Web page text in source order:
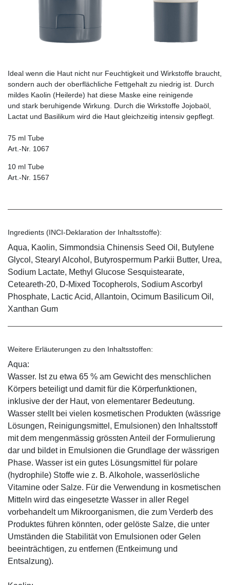
Ideal wenn die Haut nicht nur Feuchtigkeit und Wirkstoffe braucht,
sondern auch der oberfläch­liche Fettgehalt zu niedrig ist. Durch
mildes Kaolin (Heil­erde) hat diese Maske eine reinigende
und stark beruhigende Wirkung. Durch die Wirkstoffe Jojobaöl,
Lactat und Basilikum wird die Haut gleichzeitig intensiv gepflegt.
75 ml Tube
Art.-Nr. 1067
10 ml Tube
Art.-Nr. 1567
Ingredients (INCI-Deklaration der Inhaltsstoffe):
Aqua, Kaolin, Simmondsia Chinensis Seed Oil, Butylene
Glycol, Stearyl Alcohol, Butyrospermum Parkii Butter, Urea,
Sodium Lactate, Methyl Glucose Sesquistearate,
Ceteareth-20, D-Mixed Tocopherols, Sodium Ascorbyl
Phosphate, Lactic Acid, Allantoin, Ocimum Basilicum Oil,
Xanthan Gum
Weitere Erläuterungen zu den Inhaltsstoffen:
Aqua:
Wasser. Ist zu etwa 65 % am Gewicht des menschlichen
Körpers beteiligt und damit für die Körperfunktionen,
inklusive der der Haut, von elementarer Bedeutung.
Wasser stellt bei vielen kosmetischen Produkten (wässrige
Lösungen, Reinigungsmittel, Emulsionen) den Inhaltsstoff
mit dem mengenmässig grössten Anteil der Formulierung
dar und bildet in Emulsionen die Grundlage der wässrigen
Phase. Wasser ist ein gutes Lösungsmittel für polare
(hydrophile) Stoffe wie z. B. Alkohole, wasserlösliche
Vitamine oder Salze. Für die Verwendung in kosmetischen
Mitteln wird das eingesetzte Wasser in aller Regel
vorbehandelt um Mikroorganismen, die zum Verderb des
Produktes führen könnten, oder gelöste Salze, die unter
Umständen die Stabilität von Emulsionen oder Gelen
beeinträchtigen, zu entfernen (Entkeimung und
Entsalzung).